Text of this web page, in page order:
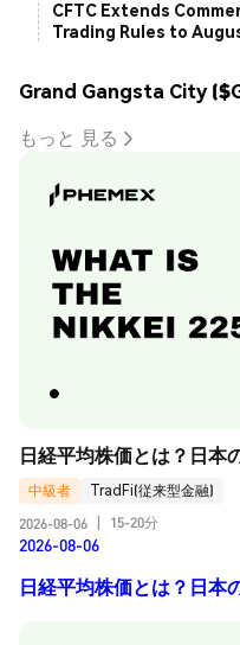
CFTC Extends
Trading Rules to
Grand Gangsta City
もっと 見る
日経平均株価とは？日本
中級者
TradFi(従来型金融)
2026-08-06
15-20分
2026-08-06
日経平均株価とは？日本